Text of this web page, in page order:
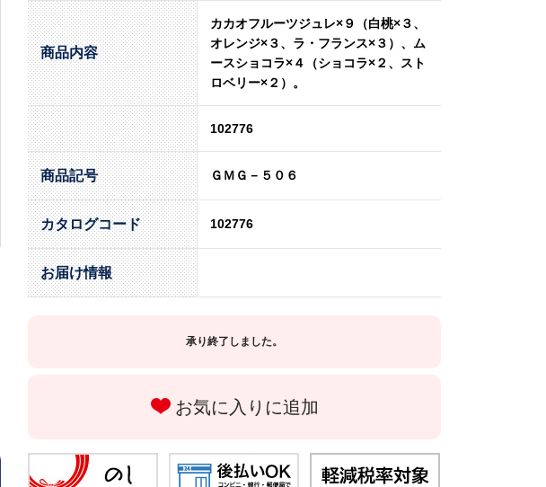
商品内容
カカオフルーツジュレ×９（白桃×３、
オレンジ×３、ラ・フランス×３）、ム
ースショコラ×４（ショコラ×２、スト
ロベリー×２）。
102776
商品記号 ＧＭＧ－５０６
カタログコード 102776
お届け情報
承り終了しました。
お気に入りに追加